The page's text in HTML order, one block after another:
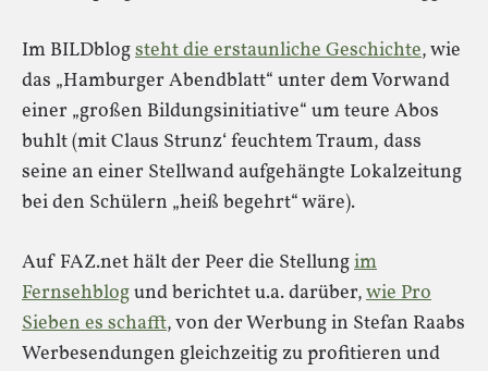
Im BILDblogsteht die erstaunliche Geschichte, wie
das „Hamburger Abendblatt“ unter dem Vorwand
einer „großen Bildungsinitiative“ um teure Abos
buhlt (mit Claus Strunz‘ feuchtem Traum, dass
seine an einer Stellwand aufgehängte Lokalzeitung
bei den Schülern „heiß begehrt“ wäre).
Auf FAZ.net hält der Peer die Stellungim
Fernsehblogund berichtet u.a. darüber,wie Pro
Sieben es schafft, von der Werbung in Stefan Raabs
Werbesendungen gleichzeitig zu profitieren und